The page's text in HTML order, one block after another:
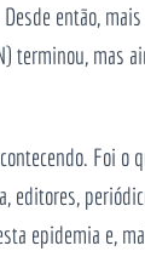
então, mais
terminou, mas
Foi o
editores,
epidemia e,